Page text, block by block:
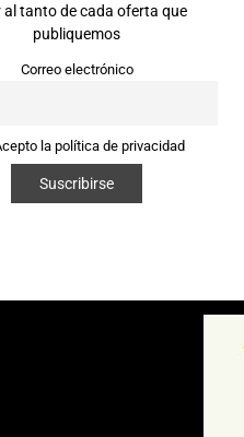
al tanto de cada oferta que
publiquemos
Correo electrónico
la política de privacidad